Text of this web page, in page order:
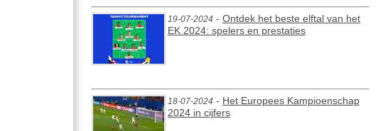
19-07-2024 - Ontdek het beste elftal van het
EK 2024: spelers en prestaties
18-07-2024 - Het Europees Kampioenschap
2024 in cijfers